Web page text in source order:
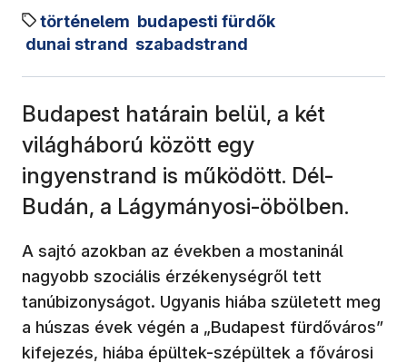
történelem budapesti fürdők
dunai strand szabadstrand
Budapest határain belül, a két
világháború között egy
ingyenstrand is működött. Dél-
Budán, a Lágymányosi-öbölben.
A sajtó azokban az években a mostaninál
nagyobb szociális érzékenységről tett
tanúbizonyságot. Ugyanis hiába született meg
a húszas évek végén a „Budapest fürdőváros”
kifejezés, hiába épültek-szépültek a fővárosi